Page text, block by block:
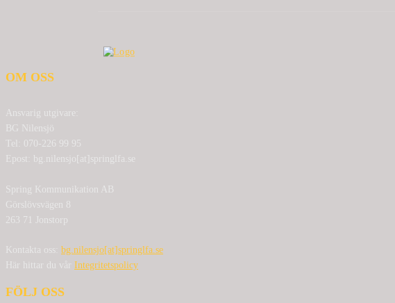
OM OSS
Ansvarig utgivare:
BG Nilensjö
Tel: 070-226 99 95
Epost: bg.nilensjo[at]springlfa.se
Spring Kommunikation AB
Görslövsvägen 8
263 71 Jonstorp
Kontakta oss: bg.nilensjo[at]springlfa.se
Här hittar du vår Integritetspolicy
FÖLJ OSS